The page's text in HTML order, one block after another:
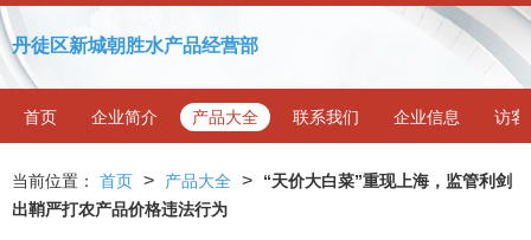
丹徒区新城朝胜水产品经营部
首页 企业简介 产品大全 联系我们 企业信息 访客
当前位置： 首页 > 产品大全 >
“天价大白菜”重现上海，监管利剑
出鞘严打农产品价格违法行为